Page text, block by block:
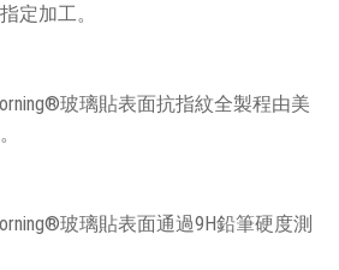
定加工。
玻璃貼表面抗指紋全製程由美
玻璃貼表面通過9H鉛筆硬度測